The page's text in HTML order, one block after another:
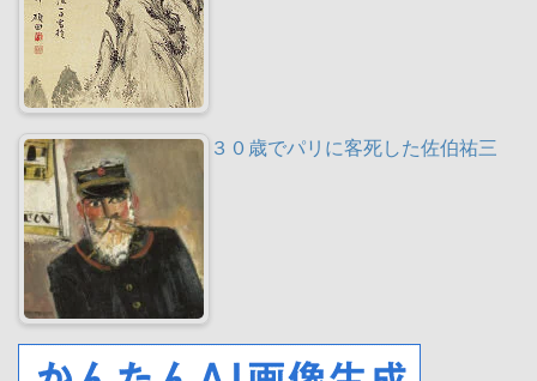
３０歳でパリに客死した佐伯祐三